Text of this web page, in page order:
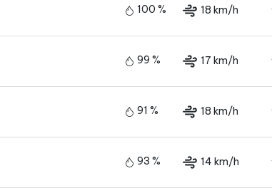
100 % 18 km/h
99 % 17 km/h
91 % 18 km/h
93 % 14 km/h